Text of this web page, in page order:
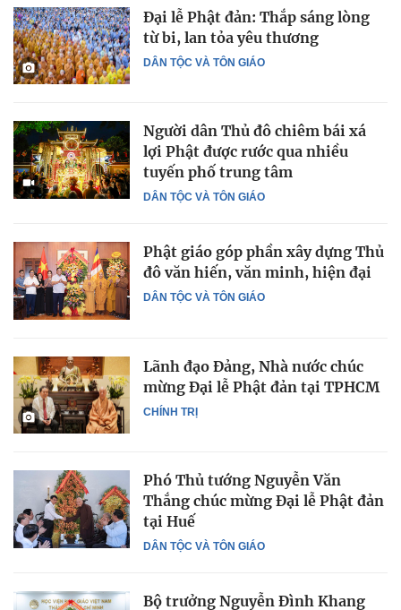
DÂN TỘC VÀ TÔN GIÁO
Đại lễ Phật đản: Thắp sáng lòng
từ bi, lan tỏa yêu thương
DÂN TỘC VÀ TÔN GIÁO
Người dân Thủ đô chiêm bái xá
lợi Phật được rước qua nhiều
tuyến phố trung tâm
DÂN TỘC VÀ TÔN GIÁO
Phật giáo góp phần xây dựng Thủ
đô văn hiến, văn minh, hiện đại
CHÍNH TRỊ
Lãnh đạo Đảng, Nhà nước chúc
mừng Đại lễ Phật đản tại TPHCM
DÂN TỘC VÀ TÔN GIÁO
Phó Thủ tướng Nguyễn Văn
Thắng chúc mừng Đại lễ Phật đản
tại Huế
Bộ trưởng Nguyễn Đình Khang